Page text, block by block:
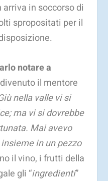
in soccorso di
spropositati per il
notare a
il mentore
nella valle vi si
ma vi si dovrebbe
Mai avevo
in un pezzo
il vino, i frutti della
gli “ingredienti”